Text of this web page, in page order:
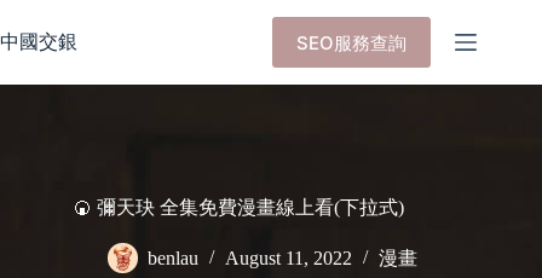
to
content
中國交銀 SEO服務查詢
🍘 彌天玦 全集免費漫畫線上看(下拉式)
benlau August 11, 2022 漫畫